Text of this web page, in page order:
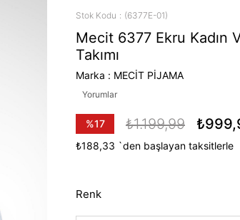
Stok Kodu (6377E-01)
Mecit 6377 Ekru Kadın
Takımı
Marka : MECİT PİJAMA
Yorumlar
%17
İndirim
₺1.199,99
₺188,33 `den başlayan taksitlerle
Renk